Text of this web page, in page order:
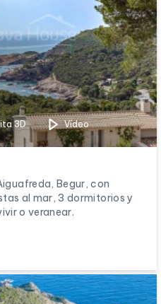
3D Vídeo
Begur, con
al mar, 3 dormitorios y
o veranear.